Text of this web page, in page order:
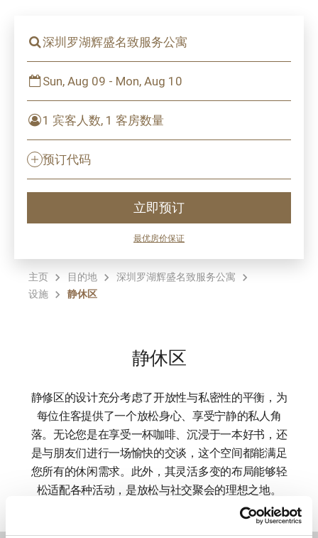
深圳罗湖辉盛名致服务公寓
Sun, Aug 09 - Mon, Aug 10
1 宾客人数, 1 客房数量
预订代码
立即预订
最优房价保证
主页 目的地
深圳罗湖辉盛名致服务公寓
设施
静休区
静休区
静修区的设计充分考虑了开放性与私密性的平衡，为
每位住客提供了一个放松身心、享受宁静的私人角
落。无论您是在享受一杯咖啡、沉浸于一本好书，还
是与朋友们进行一场愉快的交谈，这个空间都能满足
您所有的休闲需求。此外，其灵活多变的布局能够轻
松适配各种活动，是放松与社交聚会的理想之地。